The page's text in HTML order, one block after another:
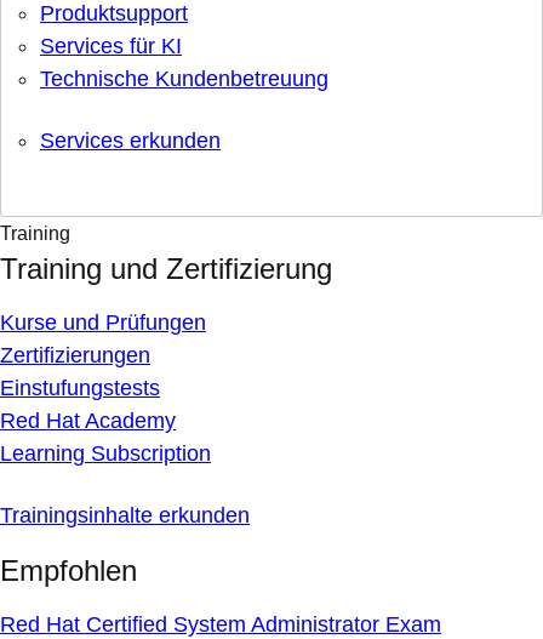
Produktsupport
Services für KI
Technische Kundenbetreuung
Services erkunden
Training
Training und Zertifizierung
Kurse und Prüfungen
Zertifizierungen
Einstufungstests
Red Hat Academy
Learning Subscription
Trainingsinhalte erkunden
Empfohlen
Red Hat Certified System Administrator Exam